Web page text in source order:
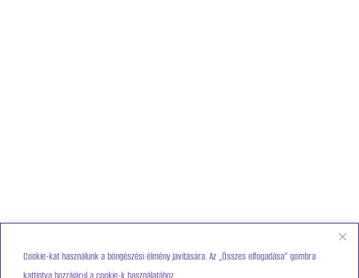
Cookie-kat használunk a böngészési élmény javítására. Az „Összes elfogadása” gombra
kattintva hozzájárul a cookie-k használatához.